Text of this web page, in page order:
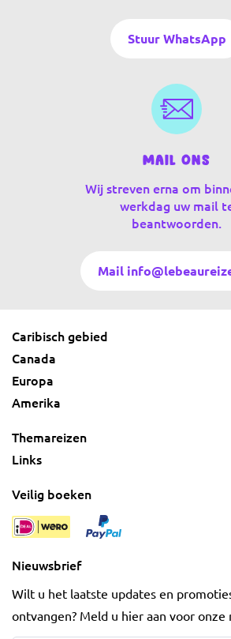
Stuur WhatsApp
Mail ons
Wij streven erna om
werkdag uw mail
beantwoorden.
Mail
Caribisch gebied
Canada
Europa
Amerika
Themareizen
Links
Veilig boeken
Nieuwsbrief
Wilt u het laatste updates en
ontvangen? Meld u hier aan voor